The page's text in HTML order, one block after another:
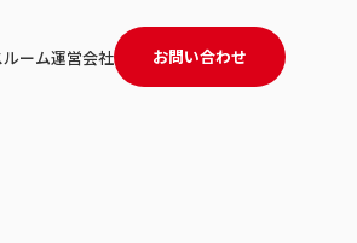
ーム運営会社 お問い合わせ